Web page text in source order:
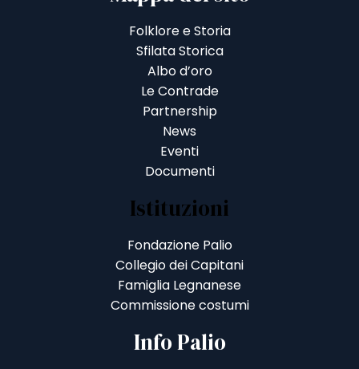
Folklore e Storia
Sfilata Storica
Albo d’oro
Le Contrade
Partnership
News
Eventi
Documenti
Istituzioni
Fondazione Palio
Collegio dei Capitani
Famiglia Legnanese
Commissione costumi
Info Palio